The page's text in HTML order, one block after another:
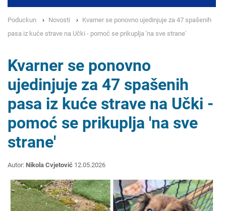
Poduckun Novosti
Kvarner se ponovno ujedinjuje za 47 spašenih
pasa iz kuće strave na Učki - pomoć se prikuplja 'na sve strane'
Kvarner se ponovno
ujedinjuje za 47 spašenih
pasa iz kuće strave na Učki -
pomoć se prikuplja 'na sve
strane'
Autor: Nikola Cvjetović 12.05.2026